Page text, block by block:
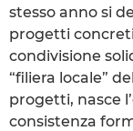
stesso anno si
progetti
condivisione
“filiera locale”
progetti, nasce
consistenza